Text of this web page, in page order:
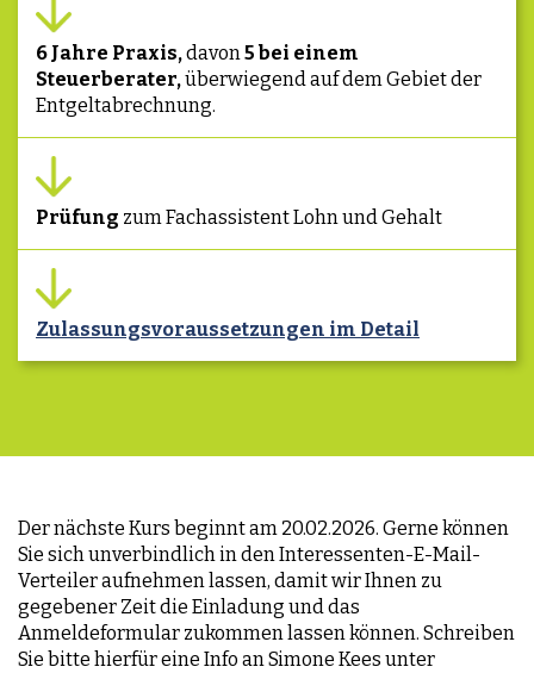
6 Jahre Praxis,davon5 bei einem
Steuerberater,überwiegend auf dem Gebiet der
Entgeltabrechnung.
Prüfung zum Fachassistent Lohn und Gehalt
Zulassungsvoraussetzungen im Detail
Der nächste Kurs beginnt am 20.02.2026. Gerne können
Sie sich unverbindlich in den Interessenten-E-Mail-
Verteiler aufnehmen lassen, damit wir Ihnen zu
gegebener Zeit die Einladung und das
Anmeldeformular zukommen lassen können. Schreiben
Sie bitte hierfür eine Info an Simone Kees unter